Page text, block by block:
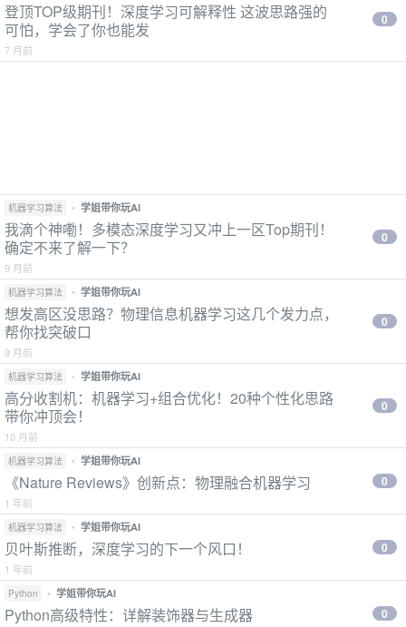
登顶TOP级期刊！深度学习可解释性 这波思路强的
可怕，学会了你也能发
7 月前
0
机器学习算法 • 学姐带你玩AI
我滴个神嘞！多模态深度学习又冲上一区Top期刊！
确定不来了解一下？
9 月前
0
机器学习算法 • 学姐带你玩AI
想发高区没思路？物理信息机器学习这几个发力点，
帮你找突破口
9 月前
0
机器学习算法 • 学姐带你玩AI
高分收割机：机器学习+组合优化！20种个性化思路
带你冲顶会！
10 月前
0
机器学习算法 • 学姐带你玩AI
《Nature Reviews》创新点：物理融合机器学习
1 年前
0
机器学习算法 • 学姐带你玩AI
贝叶斯推断，深度学习的下一个风口！
1 年前
0
Python • 学姐带你玩AI
Python高级特性：详解装饰器与生成器 0